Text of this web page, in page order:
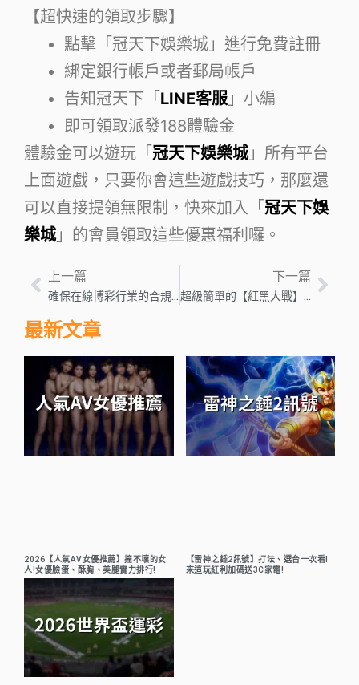
【超快速的領取步驟】
點擊「冠天下娛樂城」進行免費註冊
綁定銀行帳戶或者郵局帳戶
告知冠天下「 LINE客服 」小編
即可領取派發188體驗金
體驗金可以遊玩「 冠天下娛樂城」所有平台
上面遊戲，只要你會這些遊戲技巧，那麼還
可以直接提領無限制，快來加入「 冠天下娛
樂城」的會員領取這些優惠福利囉。
上一篇 下一篇
最新文章
2026【人氣AV女優推薦】撞不壞的女
人!女優臉蛋、酥胸、美腿實力排行!
【雷神之錘2訊號】打法、選台一次看!
來這玩紅利加碼送3C家電!